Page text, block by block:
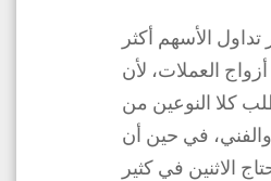
الأسهم أكثر
العملات، لأن
كلا النوعين من
في حين أن
الاثنين في كثير